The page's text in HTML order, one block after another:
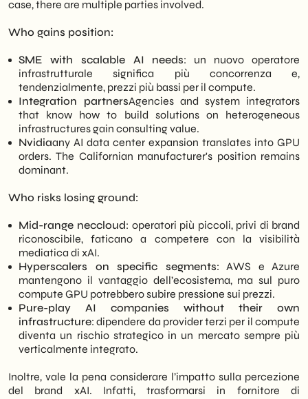
case, there are multiple parties involved.
Who gains position:
SME with scalable AI needs: un nuovo operatore
infrastrutturale significa più concorrenza e,
tendenzialmente, prezzi più bassi per il compute.
Integration partnersAgencies and system integrators
that know how to build solutions on heterogeneous
infrastructures gain consulting value.
Nvidiaany AI data center expansion translates into GPU
orders. The Californian manufacturer's position remains
dominant.
Who risks losing ground:
Mid-range neccloud: operatori più piccoli, privi di brand
riconoscibile, faticano a competere con la visibilità
mediatica di xAI.
Hyperscalers on specific segments: AWS e Azure
mantengono il vantaggio dell’ecosistema, ma sul puro
compute GPU potrebbero subire pressione sui prezzi.
Pure-play AI companies without their own
infrastructure: dipendere da provider terzi per il compute
diventa un rischio strategico in un mercato sempre più
verticalmente integrato.
Inoltre, vale la pena considerare l’impatto sulla percezione
del brand xAI. Infatti, trasformarsi in fornitore di